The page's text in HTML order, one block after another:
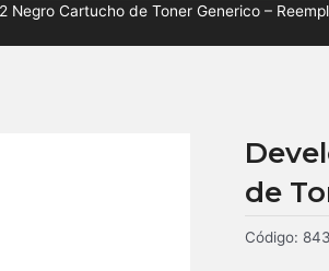
Negro Cartucho de Toner Generico –
de
Código: